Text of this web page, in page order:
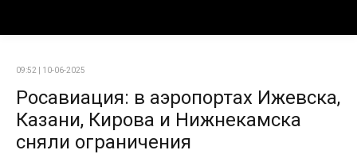
09:52 | 10-06-2025
Росавиация: в аэропортах Ижевска,
Казани, Кирова и Нижнекамска
сняли ограничения